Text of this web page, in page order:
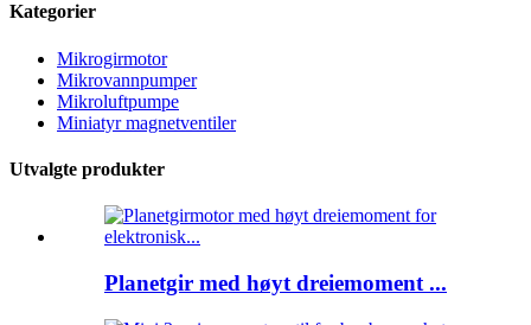
Kategorier
Mikrogirmotor
Mikrovannpumper
Mikroluftpumpe
Miniatyr magnetventiler
Utvalgte produkter
Planetgir med høyt dreiemoment ...